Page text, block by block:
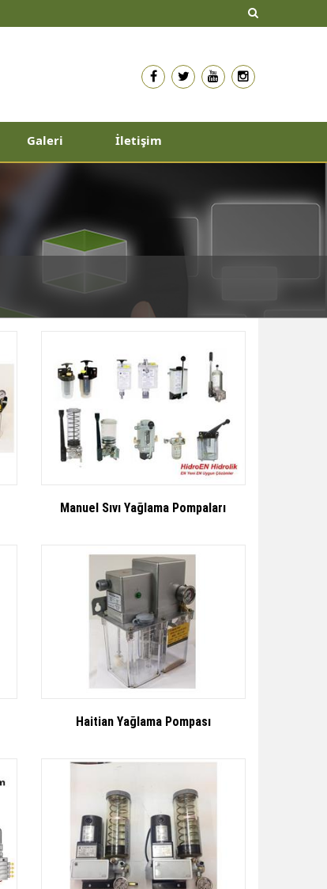
Galeri İletişim
Manuel Sıvı Yağlama Pompaları
Haitian Yağlama Pompası